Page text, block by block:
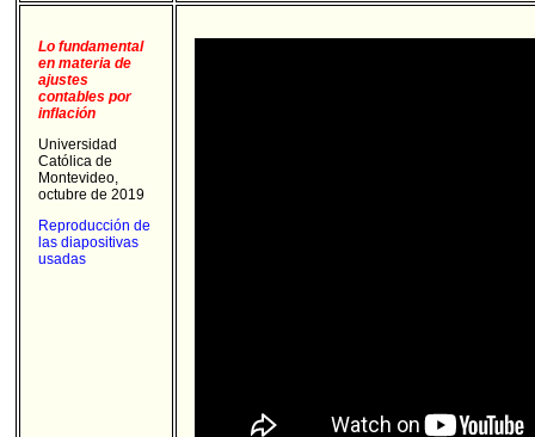
Lo fundamental
en materia de
ajustes
contables por
inflación
Universidad
Católica de
Montevideo,
octubre de 2019
Reproducción de
las diapositivas
usadas